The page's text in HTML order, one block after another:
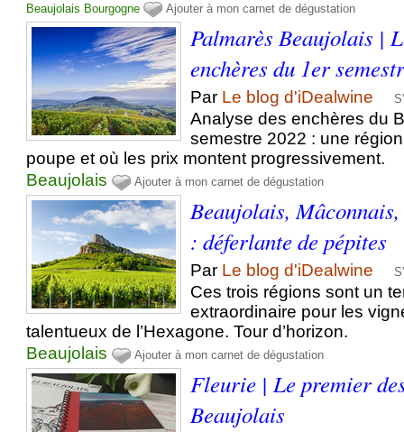
Beaujolais Bourgogne Ajouter à mon carnet de dégustation
Palmarès Beaujolais |
enchères du 1er
Par Le blog d'iDealwine
Analyse des enchères du
semestre 2022 : une
poupe et où les prix montent progressivement.
Beaujolais
Ajouter à mon carnet de dégustation
Beaujolais,
: déferlante de pépites
Par Le blog d'iDealwine
Ces trois régions sont un
extraordinaire pour les
talentueux de l’Hexagone. Tour d’horizon.
Beaujolais
Ajouter à mon carnet de dégustation
Fleurie | Le premier
Beaujolais